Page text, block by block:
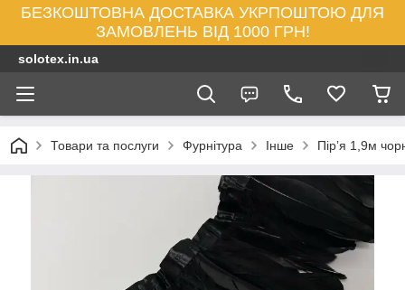
БЕЗКОШТОВНА ДОСТАВКА УКРПОШТОЮ ДЛЯ
ЗАМОВЛЕНЬ ВІД 1000 ГРН!
solotex.in.ua
Товари та послуги Фурнітура Інше Пірʼя 1,9м